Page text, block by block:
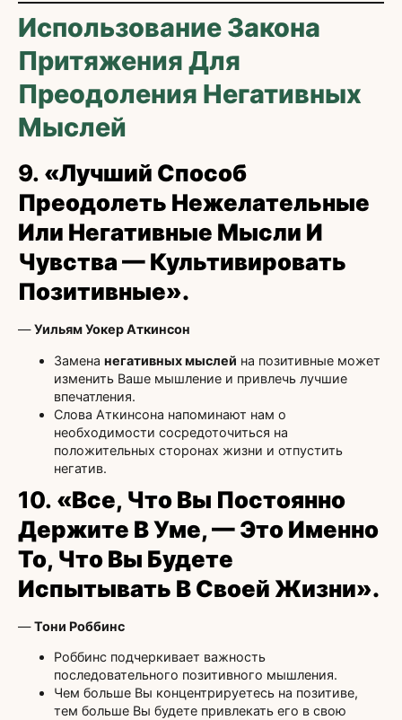
Использование Закона
Притяжения Для
Преодоления Негативных
Мыслей
9. «Лучший Способ
Преодолеть Нежелательные
Или Негативные Мысли И
Чувства — Культивировать
Позитивные».
—Уильям Уокер Аткинсон
Замена негативных мыслей на позитивные может
изменить Ваше мышление и привлечь лучшие
впечатления.
Слова Аткинсона напоминают нам о
необходимости сосредоточиться на
положительных сторонах жизни и отпустить
негатив.
10. «Все, Что Вы Постоянно
Держите В Уме, — Это Именно
То, Что Вы Будете
Испытывать В Своей Жизни».
—Тони Роббинс
Роббинс подчеркивает важность
последовательного позитивного мышления.
Чем больше Вы концентрируетесь на позитиве,
тем больше Вы будете привлекать его в свою